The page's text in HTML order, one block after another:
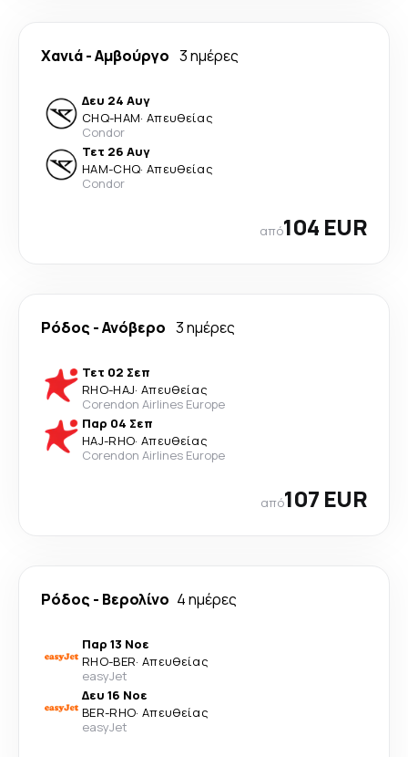
Χανιά-Αμβούργο 3 ημέρες
Δευ 24 Αυγ
CHQ-HAM· Απευθείας
Condor
Τετ 26 Αυγ
HAM-CHQ· Απευθείας
Condor
από104 EUR
Ρόδος -Ανόβερο 3 ημέρες
Τετ 02 Σεπ
RHO-HAJ· Απευθείας
Corendon Airlines Europe
Παρ 04 Σεπ
HAJ-RHO· Απευθείας
Corendon Airlines Europe
από107 EUR
Ρόδος - Βερολίνο 4 ημέρες
Παρ 13 Νοε
RHO-BER· Απευθείας
easyJet
Δευ 16 Νοε
BER-RHO· Απευθείας
easyJet